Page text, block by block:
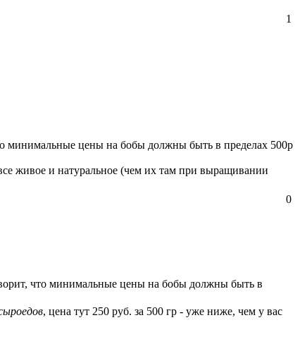
1
минимальные цены на бобы должны быть в пределах 500р
живое и натуральное (чем их там при выращивании
0
что минимальные цены на бобы должны быть в
, цена тут 250 руб. за 500 гр - уже ниже, чем у вас